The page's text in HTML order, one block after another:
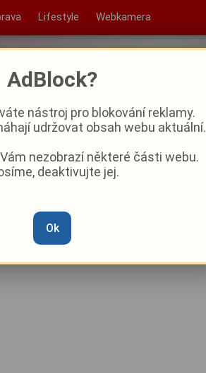
Lifestyle Webkamera
AdBlock?
nástroj pro blokování reklamy.
udržovat obsah webu aktuální.
nezobrazí některé části webu.
deaktivujte jej.
Ok